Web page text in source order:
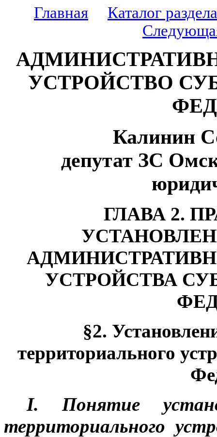
Главная
Каталог раздела
УСТРОЙСТВО
Калинин
депутат ЗС
ГЛАВА 2.
УСТРОЙСТВА
§2.
территориального
I. Понятие
территориального